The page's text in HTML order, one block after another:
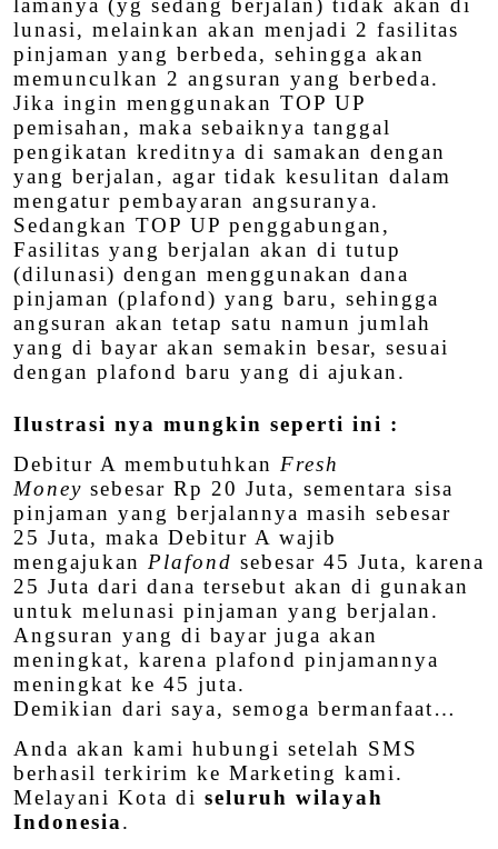
lunasi, melainkan akan menjadi 2 fasilitas
pinjaman yang berbeda, sehingga akan
memunculkan 2 angsuran yang berbeda.
Jika ingin menggunakan TOP UP
pemisahan, maka sebaiknya tanggal
pengikatan kreditnya di samakan dengan
yang berjalan, agar tidak kesulitan dalam
mengatur pembayaran angsuranya.
Sedangkan TOP UP penggabungan,
Fasilitas yang berjalan akan di tutup
(dilunasi) dengan menggunakan dana
pinjaman (plafond) yang baru, sehingga
angsuran akan tetap satu namun jumlah
yang di bayar akan semakin besar, sesuai
dengan plafond baru yang di ajukan.
Ilustrasi nya mungkin seperti ini :
Debitur A membutuhkan Fresh
Money sebesar Rp 20 Juta, sementara sisa
pinjaman yang berjalannya masih sebesar
25 Juta, maka Debitur A wajib
mengajukan Plafond sebesar 45 Juta, karena
25 Juta dari dana tersebut akan di gunakan
untuk melunasi pinjaman yang berjalan.
Angsuran yang di bayar juga akan
meningkat, karena plafond pinjamannya
meningkat ke 45 juta.
Demikian dari saya, semoga bermanfaat…
Anda akan kami hubungi setelah SMS
berhasil terkirim ke Marketing kami.
Melayani Kota di seluruh wilayah
Indonesia.